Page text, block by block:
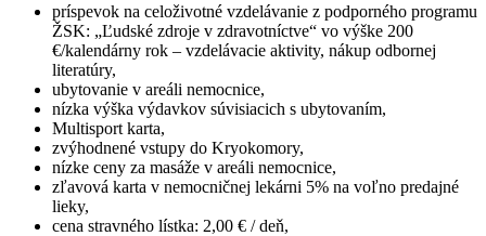
príspevok na celoživotné vzdelávanie z podporného programu
ŽSK: „Ľudské zdroje v zdravotníctve“ vo výške 200
€/kalendárny rok – vzdelávacie aktivity, nákup odbornej
literatúry,
ubytovanie v areáli nemocnice,
nízka výška výdavkov súvisiacich s ubytovaním,
Multisport karta,
zvýhodnené vstupy do Kryokomory,
nízke ceny za masáže v areáli nemocnice,
zľavová karta v nemocničnej lekárni 5% na voľno predajné
lieky,
cena stravného lístka: 2,00 € / deň,